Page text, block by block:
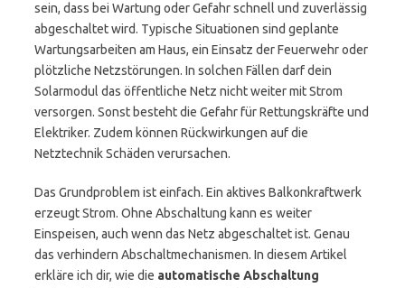
sein, dass bei Wartung oder Gefahr schnell und zuverlässig
abgeschaltet wird. Typische Situationen sind geplante
Wartungsarbeiten am Haus, ein Einsatz der Feuerwehr oder
plötzliche Netzstörungen. In solchen Fällen darf dein
Solarmodul das öffentliche Netz nicht weiter mit Strom
versorgen. Sonst besteht die Gefahr für Rettungskräfte und
Elektriker. Zudem können Rückwirkungen auf die
Netztechnik Schäden verursachen.
Das Grundproblem ist einfach. Ein aktives Balkonkraftwerk
erzeugt Strom. Ohne Abschaltung kann es weiter
Einspeisen, auch wenn das Netz abgeschaltet ist. Genau
das verhindern Abschaltmechanismen. In diesem Artikel
erkläre ich dir, wie die automatische Abschaltung